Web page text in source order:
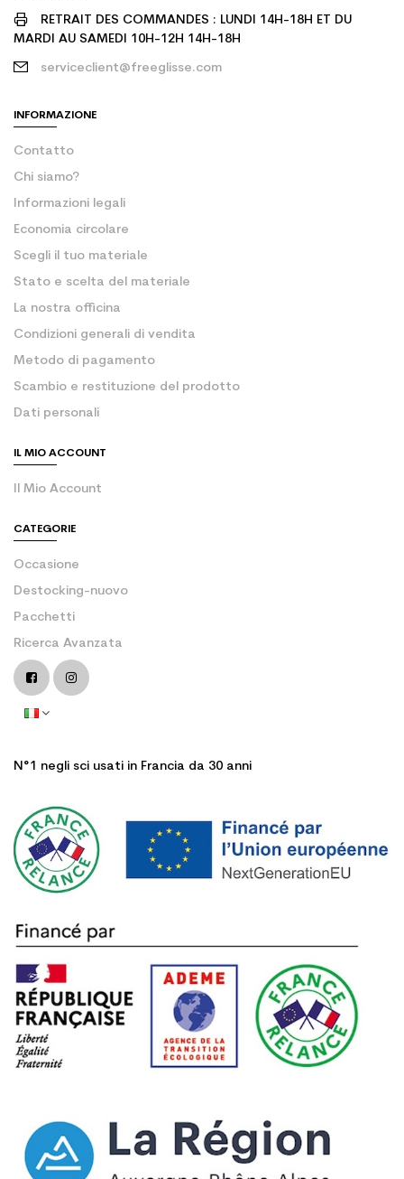
RETRAIT DES COMMANDES : LUNDI 14H-18H ET DU
MARDI AU SAMEDI 10H-12H 14H-18H
serviceclient@freeglisse.com
INFORMAZIONE
Contatto
Chi siamo?
Informazioni legali
Economia circolare
Scegli il tuo materiale
Stato e scelta del materiale
La nostra officina
Condizioni generali di vendita
Metodo di pagamento
Scambio e restituzione del prodotto
Dati personali
IL MIO ACCOUNT
Il Mio Account
CATEGORIE
Occasione
Destocking-nuovo
Pacchetti
Ricerca Avanzata
N°1 negli sci usati in Francia da 30 anni